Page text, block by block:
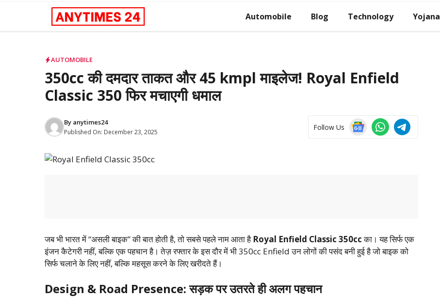
content
Automobile Blog Technology Yojana
AUTOMOBILE
350cc की दमदार ताकत और 45 kmpl माइलेज! Royal Enfield
Classic 350 फिर मचाएगी धमाल
By anytimes24
Published On: December 23, 2025
Follow Us
जब भी भारत में “असली बाइक” की बात होती है, तो सबसे पहले नाम आता है Royal Enfield Classic 350ccका। यह सिर्फ एक
इंजन कैटेगरी नहीं, बल्कि एक पहचान है। तेज़ रफ्तार के इस दौर में भी 350cc Enfield उन लोगों की पसंद बनी हुई है जो बाइक को
सिर्फ चलाने के लिए नहीं, बल्कि महसूस करने के लिए खरीदते हैं।
Design & Road Presence: सड़क पर उतरते ही अलग पहचान